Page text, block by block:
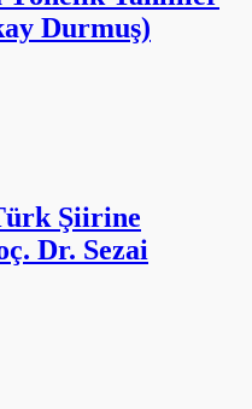
Durmuş)
Şiirine
Dr. Sezai